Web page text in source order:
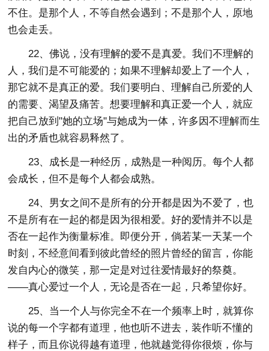
不住。是那个人，不等自然会遇到；不是那个人，原地
也会走丢。
22、佛说，没有理解的爱不是真爱。我们不理解的
人，我们是不可能爱的；如果不理解却爱上了一个人，
那它就不是真正的爱。我们要明白、理解自己所爱的人
的需要、渴望及痛苦。想要理解和真正爱一个人，就应
把自己放到"她的立场"与她成为一体，许多因不理解而生
出的矛盾也就容易释然了。
23、成长是一种经历，成熟是一种阅历。每个人都
会成长，但不是每个人都会成熟。
24、男女之间不是所有的分开都是因为不爱了，也
不是所有在一起的都是因为很相爱。好的爱情并不以是
否在一起作为衡量标准。即便分开，倘若某一天某一个
时刻，不经意间看到彼此曾经的照片曾经的留言，你能
发自内心的微笑，那一定是对过往爱情最好的祭奠。
——真心爱过一个人，无论是否在一起，只希望你好。
25、当一个人与你完全不在一个频率上时，就算你
说的每一个字都有道理，他也听不进去，装作听不懂的
样子，而且你说得越有道理，他就越觉得你很烦，你与